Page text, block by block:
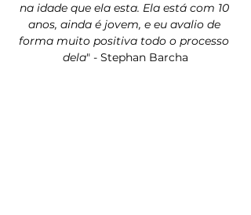
na idade que ela esta. Ela está com 10
anos, ainda é jovem, e eu avalio de
forma muito positiva todo o processo
dela" - Stephan Barcha